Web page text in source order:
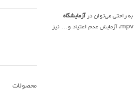
به راحتی می‌توان درآزمایشگاه
تشخیص داد و بر اساس آن‌ها بهترین روش درمان را نیز تعیین کرد؛ البته در این آزمایشگاه‌، آزمایش‌های مختلفی دیگری نظیر آزمایش کلسترول، آزمایش mpv، آزمایش عدم اعتیاد و… نیز
محصولات